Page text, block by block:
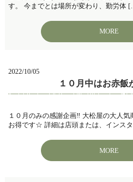
す。 今までとは場所が変わり、勤労体
MORE
2022/10/05
１０月中はお赤飯
１０月のみの感謝企画‼️ 大松屋の大人気
お得です☆ 詳細は店頭または、インス
MORE